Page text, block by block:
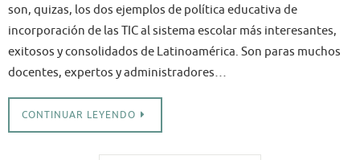
son, quizas, los dos ejemplos de política educativa de
incorporación de las TIC al sistema escolar más interesantes,
exitosos y consolidados de Latinoamérica. Son paras muchos
docentes, expertos y administradores…
CONTINUAR LEYENDO